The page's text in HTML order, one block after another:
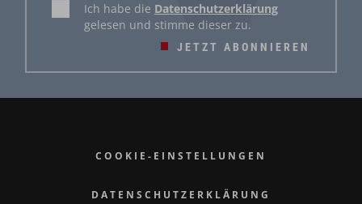
JETZT ABONNIEREN
Ich habe die Datenschutzerklärung
gelesen und stimme dieser zu.
COOKIE-EINSTELLUNGEN
DATENSCHUTZERKLÄRUNG